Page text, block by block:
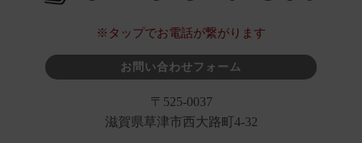
※タップでお電話が繋がります
お問い合わせフォーム
〒525-0037
滋賀県草津市西大路町4-32